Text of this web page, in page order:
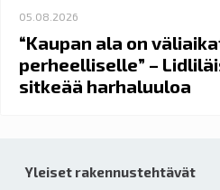
05.08.2026
“Kaupan ala on
perheelliselle” –
sitkeää harhaluuloa
Yleiset rakennustehtävät